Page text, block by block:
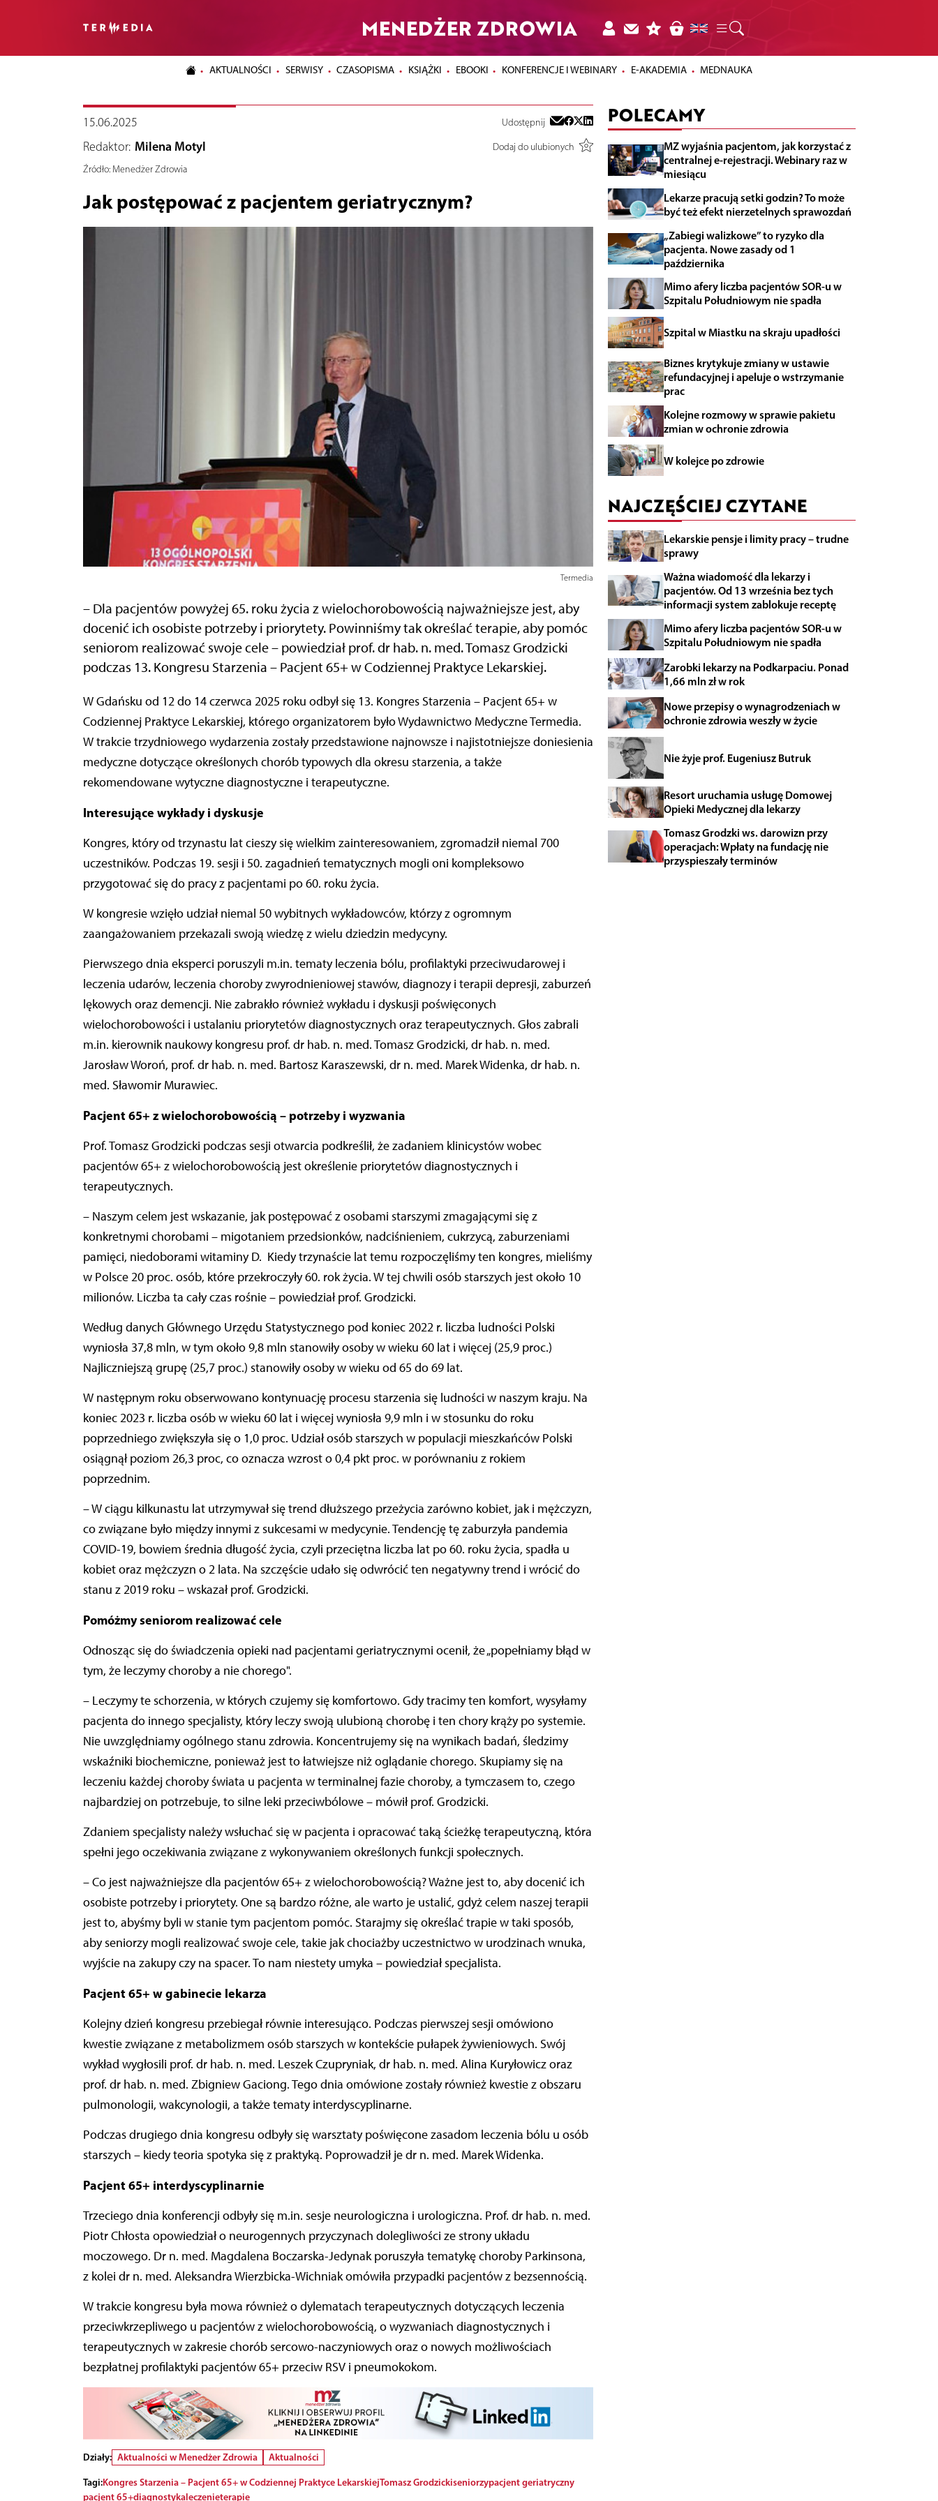
MENEDŻER ZDROWIA
AKTUALNOŚCI SERWISY CZASOPISMA KSIĄŻKI EBOOKI KONFERENCJE I WEBINARY E-AKADEMIA MEDNAUKA
15.06.2025 Udostępnij
Redaktor: Milena Motyl
Dodaj do ulubionych
Źródło:Menedżer Zdrowia
Jak postępować z pacjentem geriatrycznym?
Termedia
– Dla pacjentów powyżej 65. roku życia z wielochorobowością najważniejsze jest, aby
docenić ich osobiste potrzeby i priorytety. Powinniśmy tak określać terapie, aby pomóc
seniorom realizować swoje cele – powiedział prof. dr hab. n. med. Tomasz Grodzicki
podczas 13. Kongresu Starzenia – Pacjent 65+ w Codziennej Praktyce Lekarskiej.
W Gdańsku od 12 do 14 czerwca 2025 roku odbył się 13. Kongres Starzenia – Pacjent 65+ w
Codziennej Praktyce Lekarskiej, którego organizatorem było Wydawnictwo Medyczne Termedia.
W trakcie trzydniowego wydarzenia zostały przedstawione najnowsze i najistotniejsze doniesienia
medyczne dotyczące określonych chorób typowych dla okresu starzenia, a także
rekomendowane wytyczne diagnostyczne i terapeutyczne.
Interesujące wykłady i dyskusje
Kongres, który od trzynastu lat cieszy się wielkim zainteresowaniem, zgromadził niemal 700
uczestników. Podczas 19. sesji i 50. zagadnień tematycznych mogli oni kompleksowo
przygotować się do pracy z pacjentami po 60. roku życia.
W kongresie wzięło udział niemal 50 wybitnych wykładowców, którzy z ogromnym
zaangażowaniem przekazali swoją wiedzę z wielu dziedzin medycyny.
Pierwszego dnia eksperci poruszyli m.in. tematy leczenia bólu, profilaktyki przeciwudarowej i
leczenia udarów, leczenia choroby zwyrodnieniowej stawów, diagnozy i terapii depresji, zaburzeń
lękowych oraz demencji. Nie zabrakło również wykładu i dyskusji poświęconych
wielochorobowości i ustalaniu priorytetów diagnostycznych oraz terapeutycznych. Głos zabrali
m.in. kierownik naukowy kongresu prof. dr hab. n. med. Tomasz Grodzicki, dr hab. n. med.
Jarosław Woroń, prof. dr hab. n. med. Bartosz Karaszewski, dr n. med. Marek Widenka, dr hab. n.
med. Sławomir Murawiec.
Pacjent 65+ z wielochorobowością – potrzeby i wyzwania
Prof. Tomasz Grodzicki podczas sesji otwarcia podkreślił, że zadaniem klinicystów wobec
pacjentów 65+ z wielochorobowością jest określenie priorytetów diagnostycznych i
terapeutycznych.
– Naszym celem jest wskazanie, jak postępować z osobami starszymi zmagającymi się z
konkretnymi chorobami – migotaniem przedsionków, nadciśnieniem, cukrzycą, zaburzeniami
pamięci, niedoborami witaminy D. Kiedy trzynaście lat temu rozpoczęliśmy ten kongres, mieliśmy
w Polsce 20 proc. osób, które przekroczyły 60. rok życia. W tej chwili osób starszych jest około 10
milionów. Liczba ta cały czas rośnie – powiedział prof. Grodzicki.
Według danych Głównego Urzędu Statystycznego pod koniec 2022 r. liczba ludności Polski
wyniosła 37,8 mln, w tym około 9,8 mln stanowiły osoby w wieku 60 lat i więcej (25,9 proc.)
Najliczniejszą grupę (25,7 proc.) stanowiły osoby w wieku od 65 do 69 lat.
W następnym roku obserwowano kontynuację procesu starzenia się ludności w naszym kraju. Na
koniec 2023 r. liczba osób w wieku 60 lat i więcej wyniosła 9,9 mln i w stosunku do roku
poprzedniego zwiększyła się o 1,0 proc. Udział osób starszych w populacji mieszkańców Polski
osiągnął poziom 26,3 proc, co oznacza wzrost o 0,4 pkt proc. w porównaniu z rokiem
poprzednim.
– W ciągu kilkunastu lat utrzymywał się trend dłuższego przeżycia zarówno kobiet, jak i mężczyzn,
co związane było między innymi z sukcesami w medycynie. Tendencję tę zaburzyła pandemia
COVID-19, bowiem średnia długość życia, czyli przeciętna liczba lat po 60. roku życia, spadła u
kobiet oraz mężczyzn o 2 lata. Na szczęście udało się odwrócić ten negatywny trend i wrócić do
stanu z 2019 roku – wskazał prof. Grodzicki.
Pomóżmy seniorom realizować cele
Odnosząc się do świadczenia opieki nad pacjentami geriatrycznymi ocenił, że „popełniamy błąd w
tym, że leczymy choroby a nie chorego".
– Leczymy te schorzenia, w których czujemy się komfortowo. Gdy tracimy ten komfort, wysyłamy
pacjenta do innego specjalisty, który leczy swoją ulubioną chorobę i ten chory krąży po systemie.
Nie uwzględniamy ogólnego stanu zdrowia. Koncentrujemy się na wynikach badań, śledzimy
wskaźniki biochemiczne, ponieważ jest to łatwiejsze niż oglądanie chorego. Skupiamy się na
leczeniu każdej choroby świata u pacjenta w terminalnej fazie choroby, a tymczasem to, czego
najbardziej on potrzebuje, to silne leki przeciwbólowe – mówił prof. Grodzicki.
Zdaniem specjalisty należy wsłuchać się w pacjenta i opracować taką ścieżkę terapeutyczną, która
spełni jego oczekiwania związane z wykonywaniem określonych funkcji społecznych.
– Co jest najważniejsze dla pacjentów 65+ z wielochorobowością? Ważne jest to, aby docenić ich
osobiste potrzeby i priorytety. One są bardzo różne, ale warto je ustalić, gdyż celem naszej terapii
jest to, abyśmy byli w stanie tym pacjentom pomóc. Starajmy się określać trapie w taki sposób,
aby seniorzy mogli realizować swoje cele, takie jak chociażby uczestnictwo w urodzinach wnuka,
wyjście na zakupy czy na spacer. To nam niestety umyka – powiedział specjalista.
Pacjent 65+ w gabinecie lekarza
Kolejny dzień kongresu przebiegał równie interesująco. Podczas pierwszej sesji omówiono
kwestie związane z metabolizmem osób starszych w kontekście pułapek żywieniowych. Swój
wykład wygłosili prof. dr hab. n. med. Leszek Czupryniak, dr hab. n. med. Alina Kuryłowicz oraz
prof. dr hab. n. med. Zbigniew Gaciong. Tego dnia omówione zostały również kwestie z obszaru
pulmonologii, wakcynologii, a także tematy interdyscyplinarne.
Podczas drugiego dnia kongresu odbyły się warsztaty poświęcone zasadom leczenia bólu u osób
starszych – kiedy teoria spotyka się z praktyką. Poprowadził je dr n. med. Marek Widenka.
Pacjent 65+ interdyscyplinarnie
Trzeciego dnia konferencji odbyły się m.in. sesje neurologiczna i urologiczna. Prof. dr hab. n. med.
Piotr Chłosta opowiedział o neurogennych przyczynach dolegliwości ze strony układu
moczowego. Dr n. med. Magdalena Boczarska-Jedynak poruszyła tematykę choroby Parkinsona,
z kolei dr n. med. Aleksandra Wierzbicka-Wichniak omówiła przypadki pacjentów z bezsennością.
W trakcie kongresu była mowa również o dylematach terapeutycznych dotyczących leczenia
przeciwkrzepliwego u pacjentów z wielochorobowością, o wyzwaniach diagnostycznych i
terapeutycznych w zakresie chorób sercowo-naczyniowych oraz o nowych możliwościach
bezpłatnej profilaktyki pacjentów 65+ przeciw RSV i pneumokokom.
Działy: Aktualności w Menedżer Zdrowia
Aktualności
Tagi:Kongres Starzenia – Pacjent 65+ w Codziennej Praktyce LekarskiejTomasz Grodzickiseniorzypacjent geriatryczny
pacjent 65+diagnostykaleczenieterapie
POLECAMY
MZ wyjaśnia pacjentom, jak korzystać z
centralnej e-rejestracji. Webinary raz w
miesiącu
Lekarze pracują setki godzin? To może
być też efekt nierzetelnych sprawozdań
„Zabiegi walizkowe” to ryzyko dla
pacjenta. Nowe zasady od 1
października
Mimo afery liczba pacjentów SOR-u w
Szpitalu Południowym nie spadła
Szpital w Miastku na skraju upadłości
Biznes krytykuje zmiany w ustawie
refundacyjnej i apeluje o wstrzymanie
prac
Kolejne rozmowy w sprawie pakietu
zmian w ochronie zdrowia
W kolejce po zdrowie
NAJCZĘŚCIEJ CZYTANE
Lekarskie pensje i limity pracy – trudne
sprawy
Ważna wiadomość dla lekarzy i
pacjentów. Od 13 września bez tych
informacji system zablokuje receptę
Mimo afery liczba pacjentów SOR-u w
Szpitalu Południowym nie spadła
Zarobki lekarzy na Podkarpaciu. Ponad
1,66 mln zł w rok
Nowe przepisy o wynagrodzeniach w
ochronie zdrowia weszły w życie
Nie żyje prof. Eugeniusz Butruk
Resort uruchamia usługę Domowej
Opieki Medycznej dla lekarzy
Tomasz Grodzki ws. darowizn przy
operacjach: Wpłaty na fundację nie
przyspieszały terminów